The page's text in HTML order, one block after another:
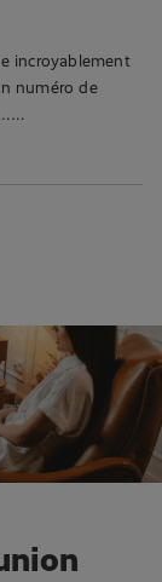
incroyablement
numéro de